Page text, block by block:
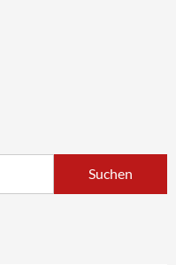
immer mehr auf